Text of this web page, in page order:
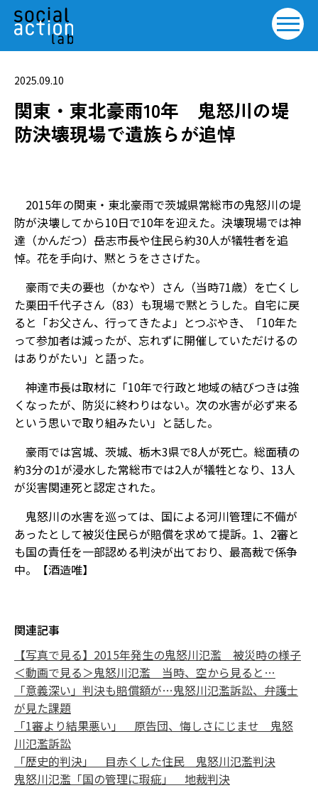
2025.09.10
関東・東北豪雨10年 鬼怒川の堤
防決壊現場で遺族らが追悼
2015年の関東・東北豪雨で茨城県常総市の鬼怒川の堤
防が決壊してから10日で10年を迎えた。決壊現場では神
達（かんだつ）岳志市長や住民ら約30人が犠牲者を追
悼。花を手向け、黙とうをささげた。
豪雨で夫の要也（かなや）さん（当時71歳）を亡くし
た栗田千代子さん（83）も現場で黙とうした。自宅に戻
ると「お父さん、行ってきたよ」とつぶやき、「10年た
って参加者は減ったが、忘れずに開催していただけるの
はありがたい」と語った。
神達市長は取材に「10年で行政と地域の結びつきは強
くなったが、防災に終わりはない。次の水害が必ず来る
という思いで取り組みたい」と話した。
豪雨では宮城、茨城、栃木3県で8人が死亡。総面積の
約3分の1が浸水した常総市では2人が犠牲となり、13人
が災害関連死と認定された。
鬼怒川の水害を巡っては、国による河川管理に不備が
あったとして被災住民らが賠償を求めて提訴。1、2審と
も国の責任を一部認める判決が出ており、最高裁で係争
中。【酒造唯】
関連記事
【写真で見る】2015年発生の鬼怒川氾濫 被災時の様子
＜動画で見る＞鬼怒川氾濫 当時、空から見ると…
「意義深い」判決も賠償額が…鬼怒川氾濫訴訟、弁護士
が見た課題
「1審より結果悪い」 原告団、悔しさにじませ 鬼怒
川氾濫訴訟
「歴史的判決」 目赤くした住民 鬼怒川氾濫判決
鬼怒川氾濫「国の管理に瑕疵」 地裁判決